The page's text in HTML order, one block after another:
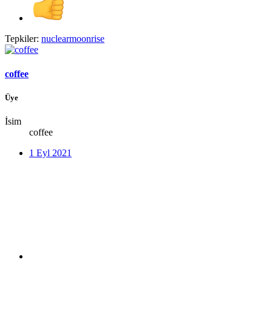
Tepkiler: nuclearmoonrise
coffee
Üye
İsim
coffee
1 Eyl 2021